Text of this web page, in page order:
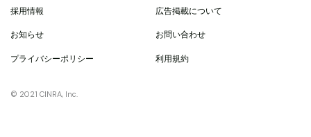
採用情報 広告掲載について
お知らせ お問い合わせ
プライバシーポリシー 利用規約
© 2021 CINRA, Inc.